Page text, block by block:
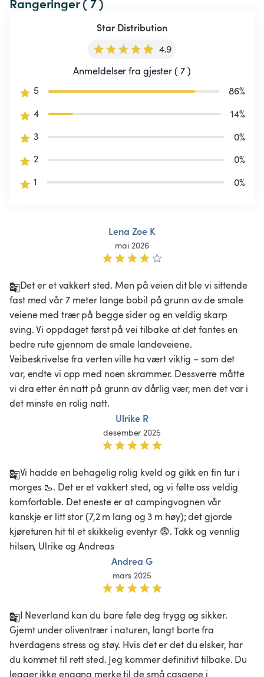
Rangeringer ( 7 )
Star Distribution
4.9
Anmeldelser fra gjester ( 7 )
5
86%
4
14%
3
0%
2
0%
1
0%
Lena Zoe K
mai 2026
Det er et vakkert sted. Men på veien dit ble vi sittende
fast med vår 7 meter lange bobil på grunn av de smale
veiene med trær på begge sider og en veldig skarp
sving. Vi oppdaget først på vei tilbake at det fantes en
bedre rute gjennom de smale landeveiene.
Veibeskrivelse fra verten ville ha vært viktig – som det
var, endte vi opp med noen skrammer. Dessverre måtte
vi dra etter én natt på grunn av dårlig vær, men det var i
det minste en rolig natt.
Ulrike R
desember 2025
Vi hadde en behagelig rolig kveld og gikk en fin tur i
morges 🥾. Det er et vakkert sted, og vi følte oss veldig
komfortable. Det eneste er at campingvognen vår
kanskje er litt stor (7,2 m lang og 3 m høy); det gjorde
kjøreturen hit til et skikkelig eventyr 😨. Takk og vennlig
hilsen, Ulrike og Andreas
Andrea G
mars 2025
I Neverland kan du bare føle deg trygg og sikker.
Gjemt under oliventrær i naturen, langt borte fra
hverdagens stress og støy. Hvis det er det du elsker, har
du kommet til rett sted. Jeg kommer definitivt tilbake. Du
legger ikke engang merke til de små casaene i